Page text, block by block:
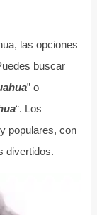
las opciones
buscar
” o
“. Los
populares, con
divertidos.